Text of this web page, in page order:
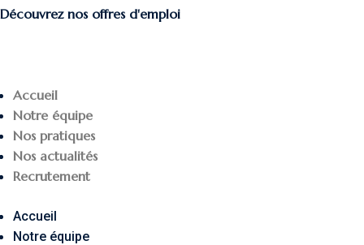
Découvrez nos offres d'emploi
Accueil
Notre équipe
Nos pratiques
Nos actualités
Recrutement
Accueil
Notre équipe